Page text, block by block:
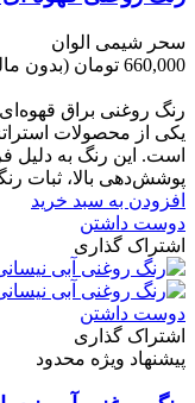
سحر شیمی الوان
660,000 تومان
(بدون
رنگ روغنی براق
یکی از محصولات
است. این رنگ به دلیل
پوشش‌دهی بالا، ثبات
افزودن به سبد خرید
دوست داشتن
اشتراک گذاری
دوست داشتن
اشتراک گذاری
پیشنهاد ویژه محدود